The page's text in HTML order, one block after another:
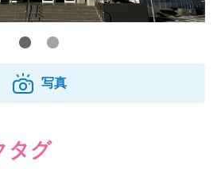
写真
タグ